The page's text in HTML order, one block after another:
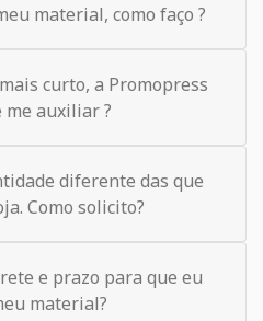
material, como faço ?
curto, a Promopress
consegue me auxiliar ?
diferente das que
Como solicito?
e prazo para que eu
material?